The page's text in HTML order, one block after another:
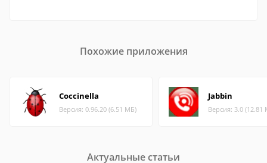
Похожие приложения
Coccinella
Версия: 0.96.20 (6.51 МБ)
Jabbin
Версия: 3.0 (12.81
Актуальные статьи